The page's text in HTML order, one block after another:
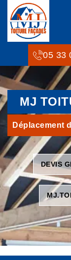
05 33
MJ
Déplacement
DEVIS